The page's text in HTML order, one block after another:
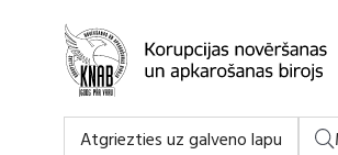
Atgriezties uz galveno lapu